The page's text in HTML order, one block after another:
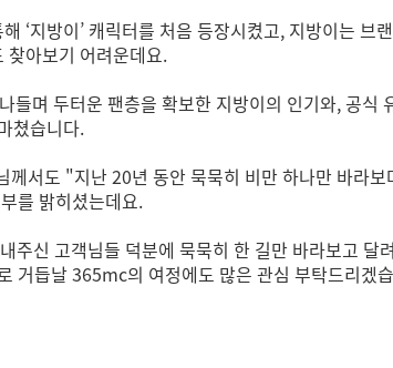
‘지방이’ 캐릭터를 처음 등장시켰고, 지방이는
찾아보기 어려운데요.
들며 두터운 팬층을 확보한 지방이의 인기와, 공식
쳤습니다.
서도 "지난 20년 동안 묵묵히 비만 하나만 바라
를 밝히셨는데요.
주신 고객님들 덕분에 묵묵히 한 길만 바라보고
거듭날 365mc의 여정에도 많은 관심 부탁드리겠